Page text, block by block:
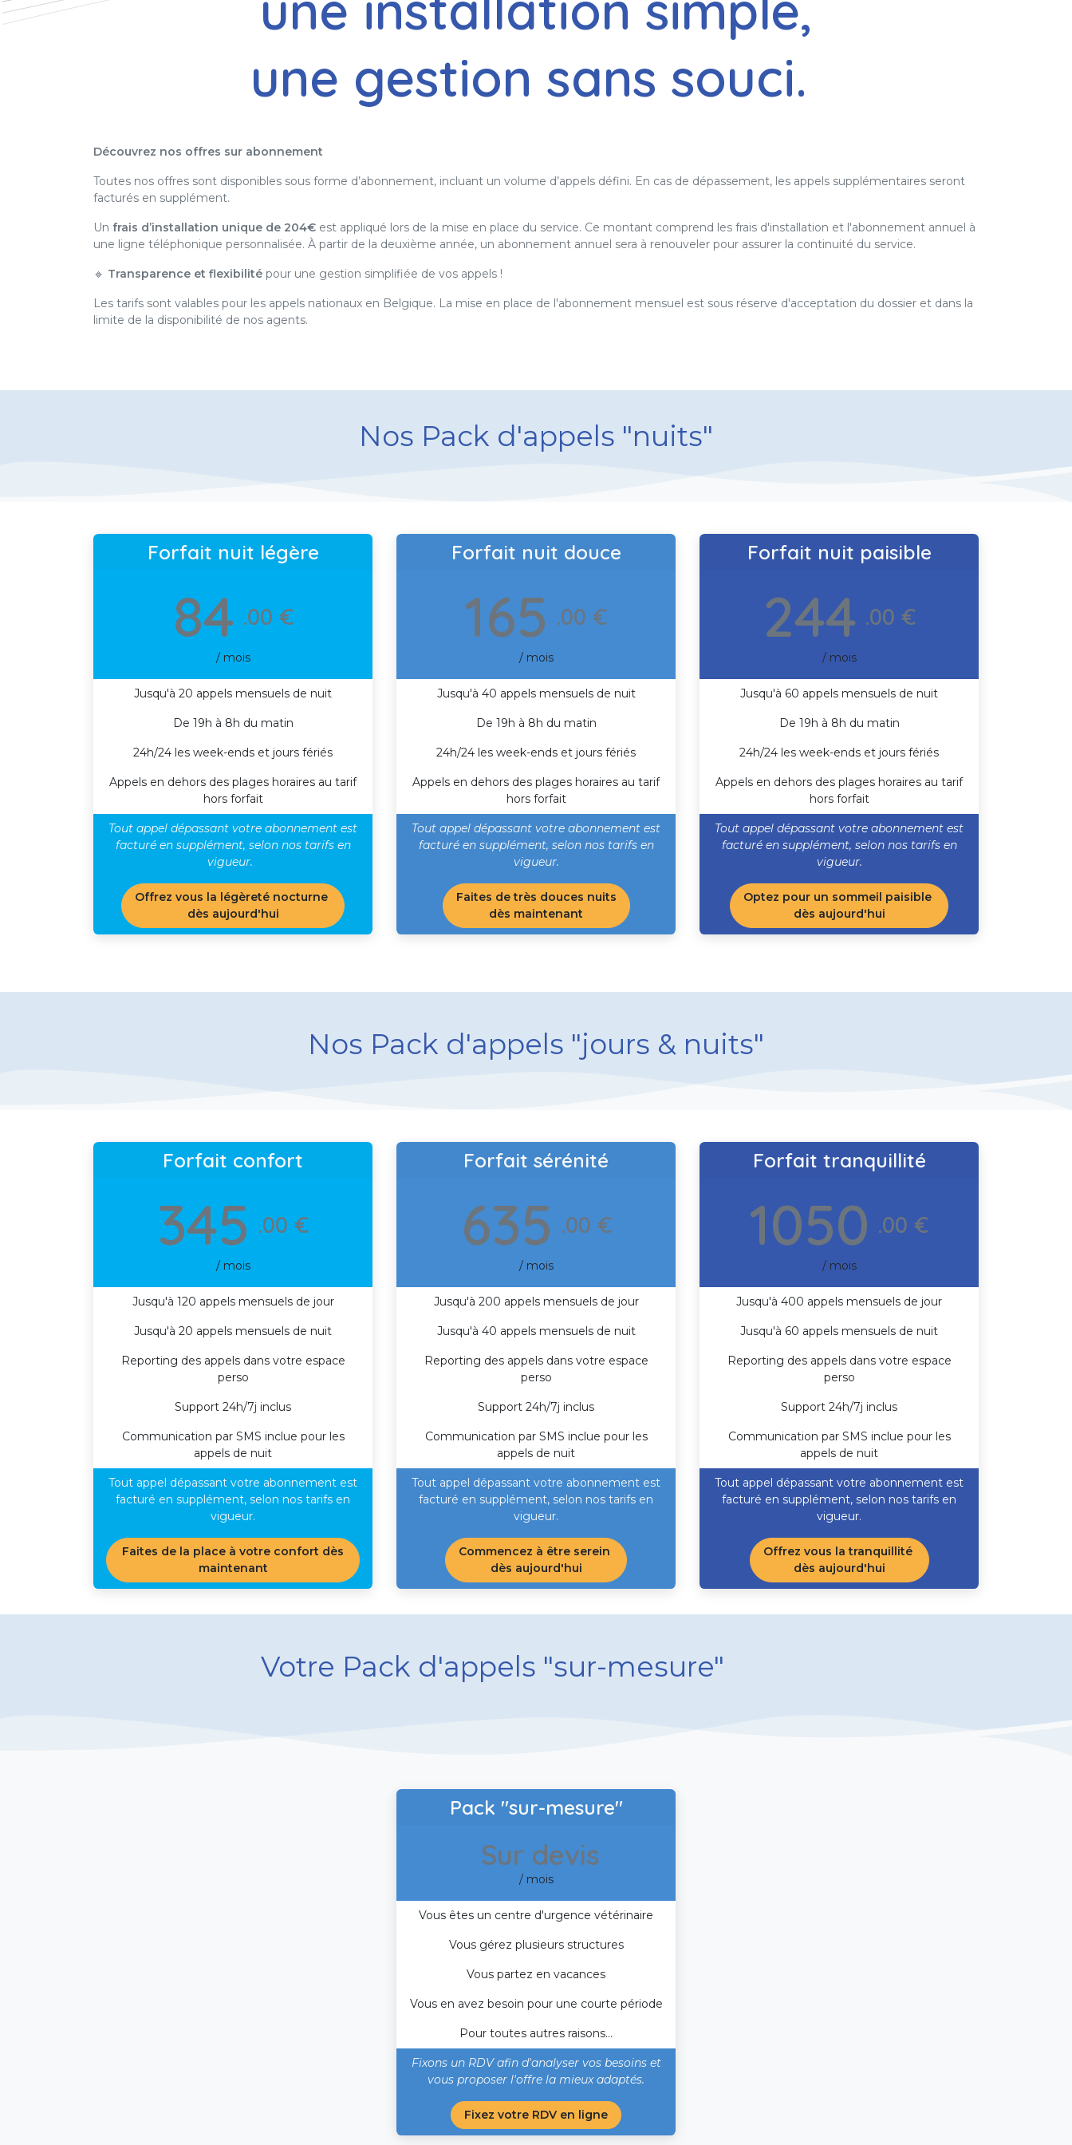
une gestion sans souci.
Découvrez nos offres sur abonnement
Toutes nos offres sont disponibles sous forme d’abonnement, incluant un volume d’appels défini. En cas de dépassement, les appels supplémentaires seront
facturés en supplément.
Un frais d’installation unique de 204€ est appliqué lors de la mise en place du service. Ce montant comprend les frais d'installation et l'abonnement annuel à
une ligne téléphonique personnalisée. À partir de la deuxième année, un abonnement annuel sera à renouveler pour assurer la continuité du service.
🔹 Transparence et flexibilité pour une gestion simplifiée de vos appels !
Les tarifs sont valables pour les appels nationaux en Belgique. La mise en place de l'abonnement mensuel est sous réserve d'acceptation du dossier et dans la
limite de la disponibilité de nos agents.
Nos Pack d'appels "nuits"
Forfait nuit légère
84 .00 €
/ mois
Jusqu'à 20 appels mensuels de nuit
De 19h à 8h du matin
24h/24 les week-ends et jours fériés
Appels en dehors des plages horaires au tarif
hors forfait
Tout appel dépassant votre abonnement est
facturé en supplément, selon nos tarifs en
vigueur.
Offrez vous la légèreté nocturne
dès aujourd'hui
Forfait nuit douce
165 .00 €
/ mois
Jusqu'à 40 appels mensuels de nuit
De 19h à 8h du matin
24h/24 les week-ends et jours fériés
Appels en dehors des plages horaires au tarif
hors forfait
Tout appel dépassant votre abonnement est
facturé en supplément, selon nos tarifs en
vigueur. ​
Faites de très douces nuits
dès maintenant
Forfait nuit paisible
244 .00 €
/ mois
Jusqu'à 60 appels mensuels de nuit
De 19h à 8h du matin
24h/24 les week-ends et jours fériés
Appels en dehors des plages horaires au tarif
hors forfait
​ Tout appel dépassant votre abonnement est
facturé en supplément, selon nos tarifs en
vigueur.
Optez pour un sommeil paisible
dès aujourd'hui
Nos Pack d'appels "jours & nuits"
Forfait confort
345 .00 €
/ mois
Jusqu'à 120 appels mensuels de jour
Jusqu'à 20 appels mensuels de nuit
Reporting des appels dans votre espace
perso
Support 24h/7j inclus
Communication par SMS inclue pour les
appels de nuit
​ Tout appel dépassant votre abonnement est
facturé en supplément, selon nos tarifs en
vigueur.
Faites de la place à votre confort dès
maintenant
Forfait sérénité
635 .00 €
/ mois
Jusqu'à 200 appels mensuels de jour
Jusqu'à 40 appels mensuels de nuit
Reporting des appels dans votre espace
perso
Support 24h/7j inclus
Communication par SMS inclue pour les
appels de nuit
Tout appel dépassant votre abonnement est
facturé en supplément, selon nos tarifs en
vigueur. ​
Commencez à être serein
dès aujourd'hui
Forfait tranquillité
1050 .00 €
/ mois
Jusqu'à 400 appels mensuels de jour
Jusqu'à 60 appels mensuels de nuit
Reporting des appels dans votre espace
perso
Support 24h/7j inclus
Communication par SMS inclue pour les
appels de nuit
Tout appel dépassant votre abonnement est
facturé en supplément, selon nos tarifs en
vigueur. ​
Offrez vous la tranquillité
dès aujourd'hui
Votre Pack d'appels "sur-mesure"
Pack "sur-mesure"
Sur devis
/ mois
Vous êtes un centre d'urgence vétérinaire
Vous gérez plusieurs structures
Vous partez en vacances
Vous en avez besoin pour une courte période
Pour toutes autres raisons...
Fixons un RDV afin d'analyser vos besoins et
vous proposer l'offre la mieux adaptés.
Fixez votre RDV en ligne